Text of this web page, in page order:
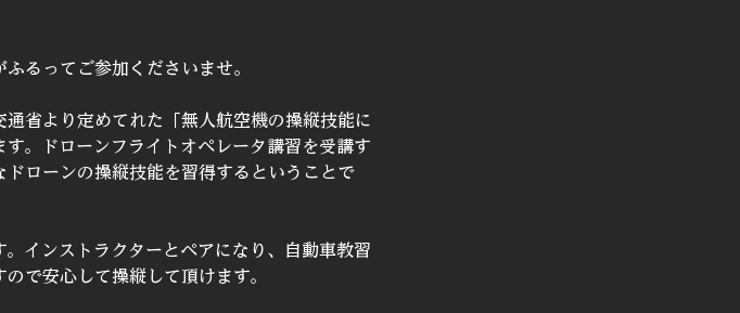
るってご参加くださいませ。
省より定めてれた「無人航空機の操縦技能に
。ドローンフライトオペレータ講習を受講す
ローンの操縦技能を習得するということで
インストラクターとペアになり、自動車教習
で安心して操縦して頂けます。